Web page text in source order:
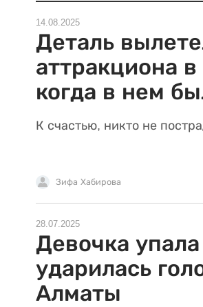
14.08.2025
Деталь
аттракциона в
когда в нем
К счастью, никто не
Зифа Хабирова
28.07.2025
Девочка
ударилась
Алматы